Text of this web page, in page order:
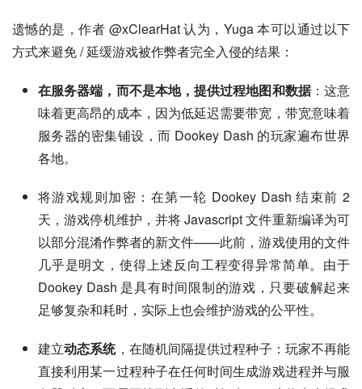
遗憾的是，作者 @xClearHat 认为，Yuga 本可以通过以下
方式来避免 / 延缓游戏被作弊者完全入侵的结果：
在服务器端，而不是本地，提供过程地图和数据：这意
味着更高昂的成本，因为低延迟需要带宽，带宽意味着
服务器的密集铺设，而 Dookey Dash 的玩家遍布世界
各地。
将游戏规则加密：在第一轮 Dookey Dash 结束前 2
天，游戏停机维护，并将 Javascript 文件重新编译为可
以部分混淆作弊者的新文件——此前，游戏使用的文件
几乎是明文，使得上述反向工程变得异常简单。由于
Dookey Dash 是具有时间限制的游戏，只要破解起来
足够复杂和耗时，实际上也会维护游戏的公平性。
建立动态系统，在随机间隔提供过程种子：玩家不再能
直接利用某一过程种子在任何时间生成游戏进程并与服